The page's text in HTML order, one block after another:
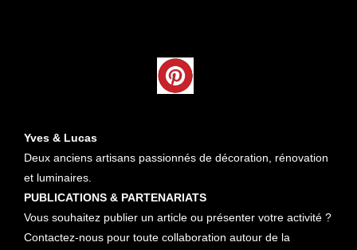
Yves & Lucas
Deux anciens artisans passionnés de décoration, rénovation
et luminaires.
PUBLICATIONS & PARTENARIATS
Vous souhaitez publier un article ou présenter votre activité ?
Contactez-nous pour toute collaboration autour de la